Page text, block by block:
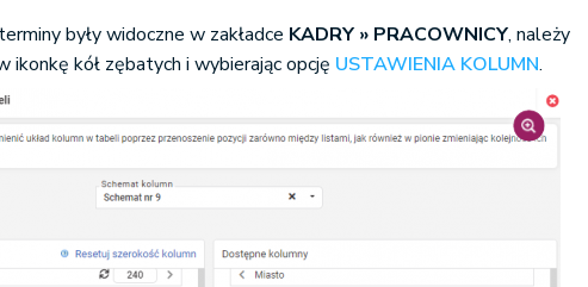
były widoczne w zakładce KADRY » PRACOWNICY, należy
ikonkę kół zębatych i wybierając opcję USTAWIENIA KOLUMN.